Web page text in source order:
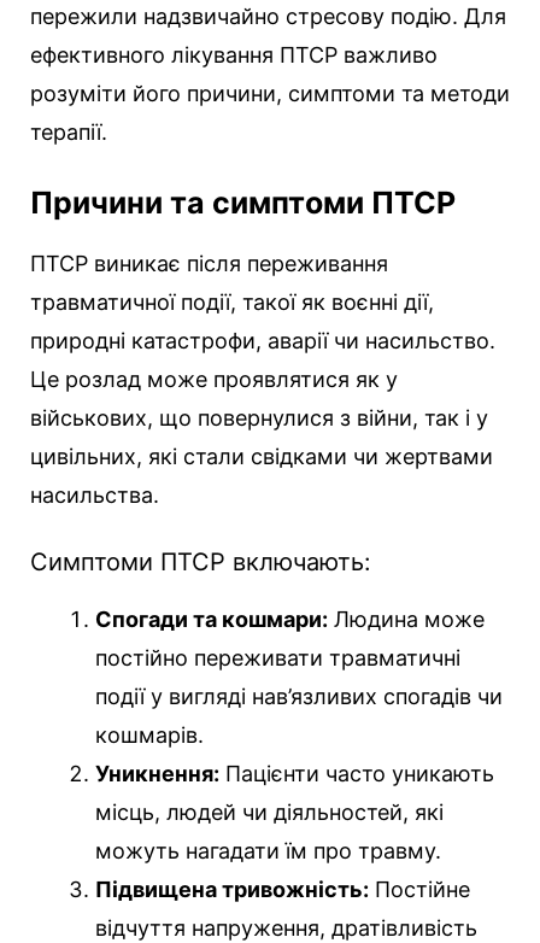
пережили надзвичайно стресову подію. Для
ефективного лікування ПТСР важливо
розуміти його причини, симптоми та методи
терапії.
Причини та симптоми ПТСР
ПТСР виникає після переживання
травматичної події, такої як воєнні дії,
природні катастрофи, аварії чи насильство.
Це розлад може проявлятися як у
військових, що повернулися з війни, так і у
цивільних, які стали свідками чи жертвами
насильства.
Симптоми ПТСР включають:
Спогади та кошмари: Людина може
постійно переживати травматичні
події у вигляді нав’язливих спогадів чи
кошмарів.
Уникнення: Пацієнти часто уникають
місць, людей чи діяльностей, які
можуть нагадати їм про травму.
Підвищена тривожність: Постійне
відчуття напруження, дратівливість